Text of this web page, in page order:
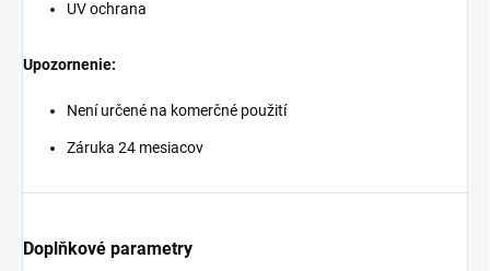
UV ochrana
Upozornenie:
Není určené na komerčné použití
Záruka 24 mesiacov
Doplňkové parametry